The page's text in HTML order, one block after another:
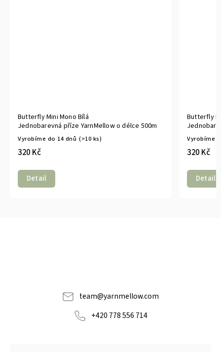
Butterfly Mini Mono Bílá
Jednobarevná příze YarnMellow o délce 500m
Vyrobíme do 14 dnů (>10 ks)
320 Kč
Detail
Butterfly
Vyrobíme
320 Kč
Detail
team@yarnmellow.com
+420 778 556 714